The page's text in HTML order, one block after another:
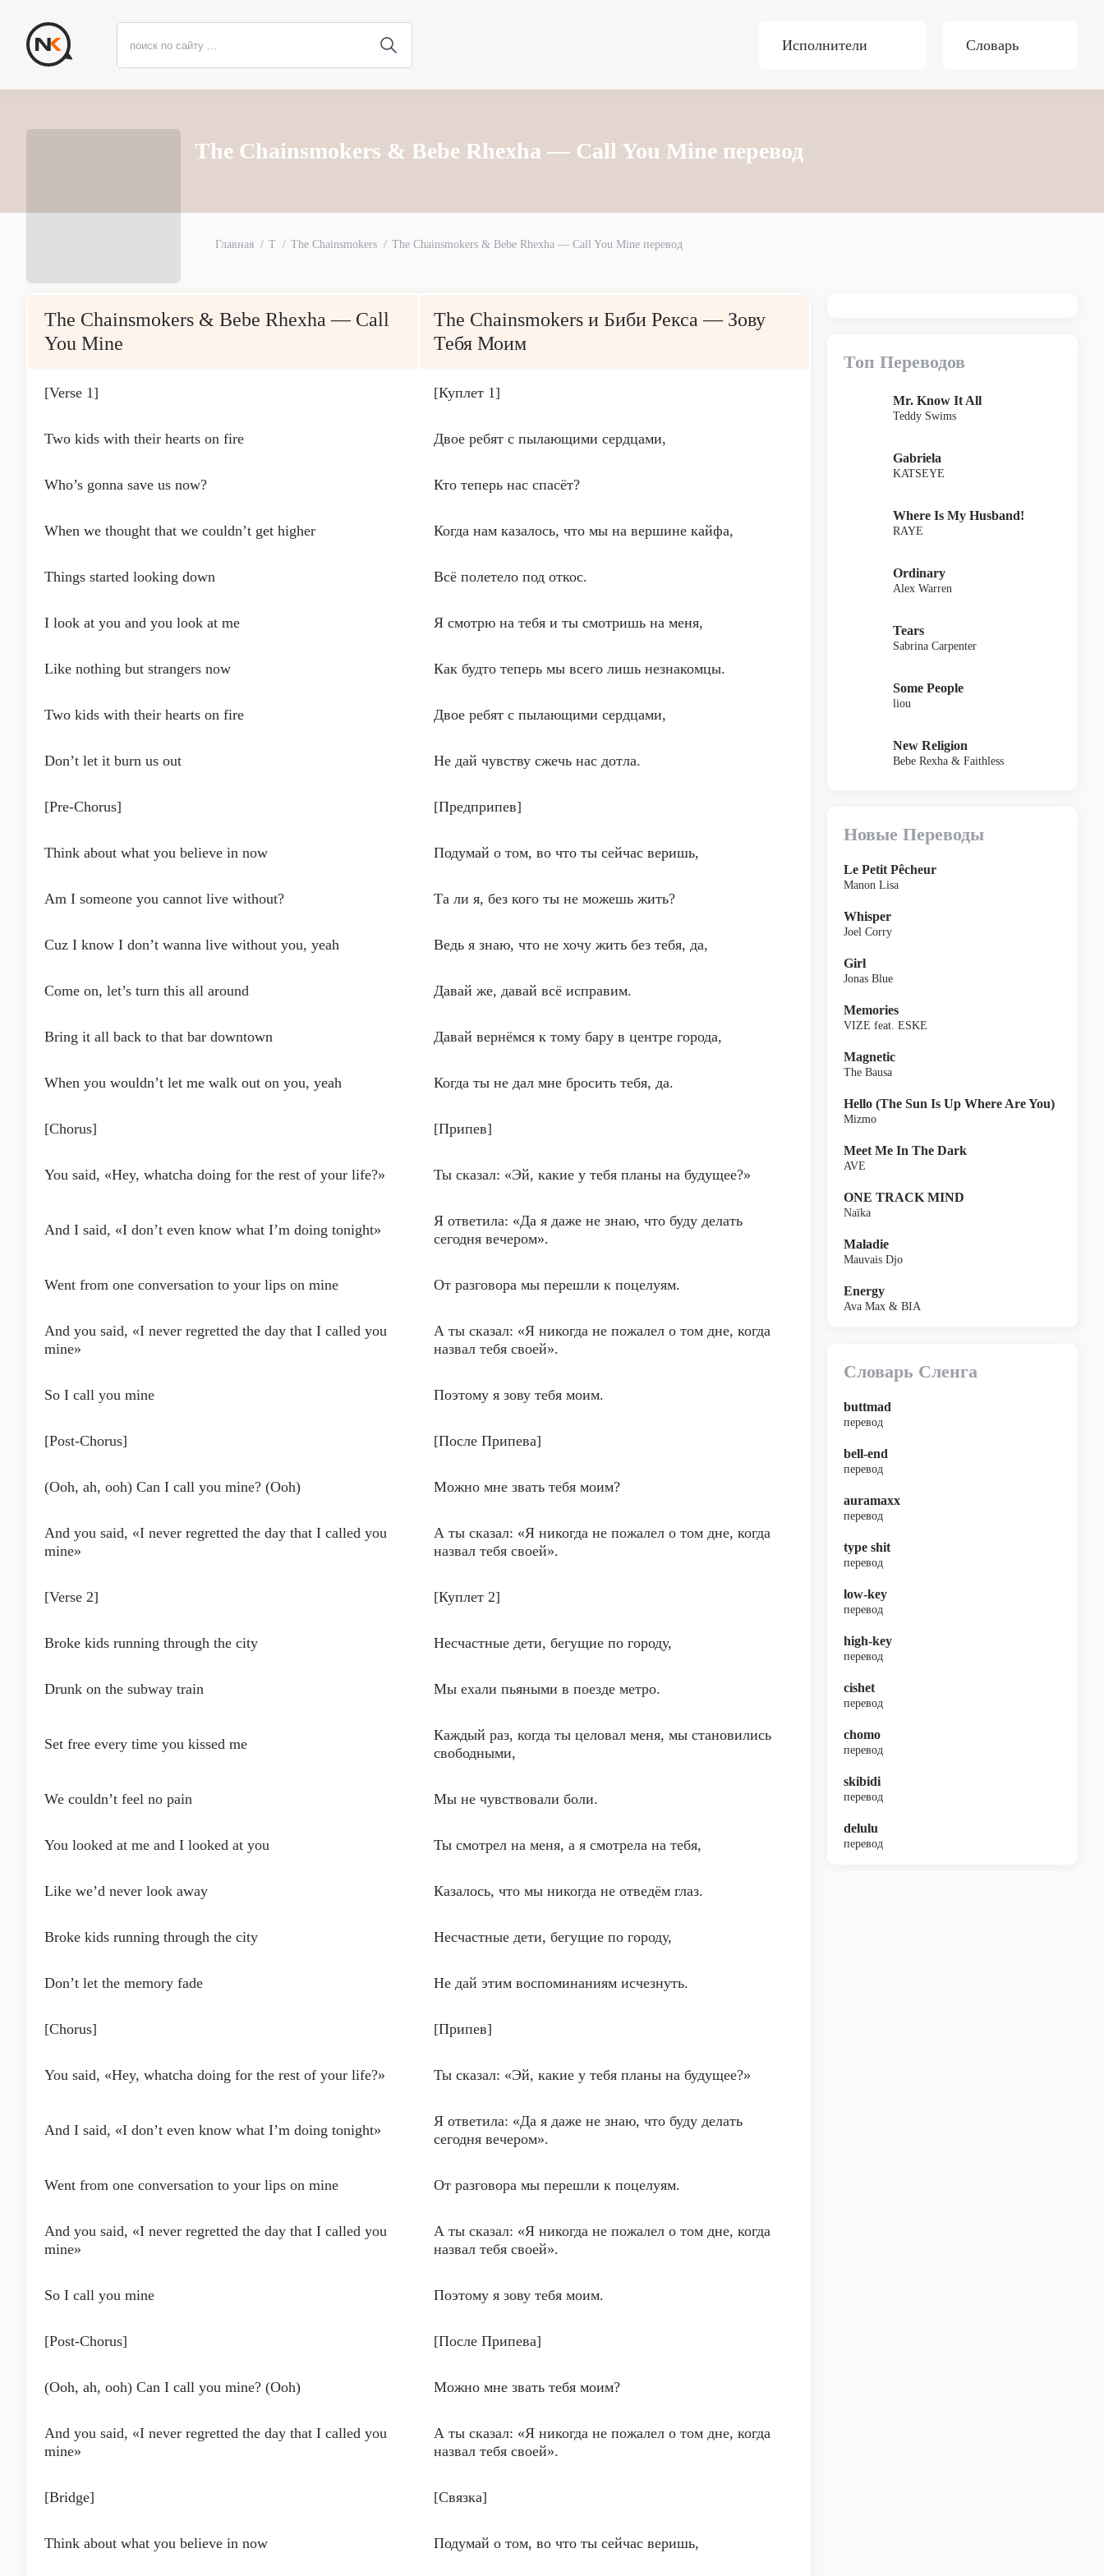
Исполнители Словарь
The Chainsmokers & Bebe Rhexha — Call You Mine перевод
Главная T The Chainsmokers The Chainsmokers & Bebe Rhexha — Call You Mine перевод
The Chainsmokers & Bebe Rhexha — Call
You Mine
The Chainsmokers и Биби Рекса — Зову
Тебя Моим
[Verse 1] [Куплет 1]
Two kids with their hearts on fire Двое ребят с пылающими сердцами,
Who’s gonna save us now? Кто теперь нас спасёт?
When we thought that we couldn’t get higher Когда нам казалось, что мы на вершине кайфа,
Things started looking down Всё полетело под откос.
I look at you and you look at me Я смотрю на тебя и ты смотришь на меня,
Like nothing but strangers now Как будто теперь мы всего лишь незнакомцы.
Two kids with their hearts on fire Двое ребят с пылающими сердцами,
Don’t let it burn us out Не дай чувству сжечь нас дотла.
[Pre-Chorus] [Предприпев]
Think about what you believe in now Подумай о том, во что ты сейчас веришь,
Am I someone you cannot live without? Та ли я, без кого ты не можешь жить?
Cuz I know I don’t wanna live without you, yeah Ведь я знаю, что не хочу жить без тебя, да,
Come on, let’s turn this all around Давай же, давай всё исправим.
Bring it all back to that bar downtown Давай вернёмся к тому бару в центре города,
When you wouldn’t let me walk out on you, yeah Когда ты не дал мне бросить тебя, да.
[Chorus] [Припев]
You said, «Hey, whatcha doing for the rest of your life?» Ты сказал: «Эй, какие у тебя планы на будущее?»
And I said, «I don’t even know what I’m doing tonight»
Я ответила: «Да я даже не знаю, что буду делать
сегодня вечером».
Went from one conversation to your lips on mine От разговора мы перешли к поцелуям.
And you said, «I never regretted the day that I called you
mine»
А ты сказал: «Я никогда не пожалел о том дне, когда
назвал тебя своей».
So I call you mine Поэтому я зову тебя моим.
[Post-Chorus] [После Припева]
(Ooh, ah, ooh) Can I call you mine? (Ooh) Можно мне звать тебя моим?
And you said, «I never regretted the day that I called you
mine»
А ты сказал: «Я никогда не пожалел о том дне, когда
назвал тебя своей».
[Verse 2] [Куплет 2]
Broke kids running through the city Несчастные дети, бегущие по городу,
Drunk on the subway train Мы ехали пьяными в поезде метро.
Set free every time you kissed me
Каждый раз, когда ты целовал меня, мы становились
свободными,
We couldn’t feel no pain Мы не чувствовали боли.
You looked at me and I looked at you Ты смотрел на меня, а я смотрела на тебя,
Like we’d never look away Казалось, что мы никогда не отведём глаз.
Broke kids running through the city Несчастные дети, бегущие по городу,
Don’t let the memory fade Не дай этим воспоминаниям исчезнуть.
[Chorus] [Припев]
You said, «Hey, whatcha doing for the rest of your life?» Ты сказал: «Эй, какие у тебя планы на будущее?»
And I said, «I don’t even know what I’m doing tonight»
Я ответила: «Да я даже не знаю, что буду делать
сегодня вечером».
Went from one conversation to your lips on mine От разговора мы перешли к поцелуям.
And you said, «I never regretted the day that I called you
mine»
А ты сказал: «Я никогда не пожалел о том дне, когда
назвал тебя своей».
So I call you mine Поэтому я зову тебя моим.
[Post-Chorus] [После Припева]
(Ooh, ah, ooh) Can I call you mine? (Ooh) Можно мне звать тебя моим?
And you said, «I never regretted the day that I called you
mine»
А ты сказал: «Я никогда не пожалел о том дне, когда
назвал тебя своей».
[Bridge] [Связка]
Think about what you believe in now Подумай о том, во что ты сейчас веришь,
Топ Переводов
Mr. Know It All
Teddy Swims
Gabriela
KATSEYE
Where Is My Husband!
RAYE
Ordinary
Alex Warren
Tears
Sabrina Carpenter
Some People
liou
New Religion
Bebe Rexha & Faithless
Новые Переводы
Le Petit Pêcheur
Manon Lisa
Whisper
Joel Corry
Girl
Jonas Blue
Memories
VIZE feat. ESKE
Magnetic
The Bausa
Hello (The Sun Is Up Where Are You)
Mizmo
Meet Me In The Dark
AVE
ONE TRACK MIND
Naïka
Maladie
Mauvais Djo
Energy
Ava Max & BIA
Словарь Сленга
buttmad
перевод
bell-end
перевод
auramaxx
перевод
type shit
перевод
low-key
перевод
high-key
перевод
cishet
перевод
chomo
перевод
skibidi
перевод
delulu
перевод